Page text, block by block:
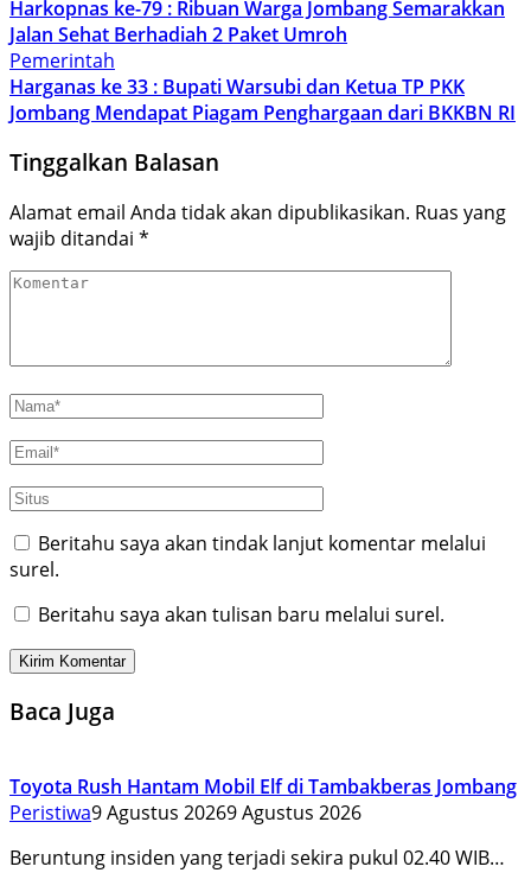
Harkopnas ke-79 : Ribuan Warga Jombang Semarakkan
Jalan Sehat Berhadiah 2 Paket Umroh
Pemerintah
Harganas ke 33 : Bupati Warsubi dan Ketua TP PKK
Jombang Mendapat Piagam Penghargaan dari BKKBN RI
Tinggalkan Balasan
Alamat email Anda tidak akan dipublikasikan. Ruas yang
wajib ditandai *
Beritahu saya akan tindak lanjut komentar melalui
surel.
Beritahu saya akan tulisan baru melalui surel.
Baca Juga
Toyota Rush Hantam Mobil Elf di Tambakberas Jombang
Peristiwa9 Agustus 20269 Agustus 2026
Beruntung insiden yang terjadi sekira pukul 02.40 WIB…